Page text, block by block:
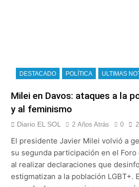
DESTACADO POLÍTICA ULTIMAS
Milei en Davos: ataques a la
y al feminismo
Diario EL SOL 2 Años Atrás 0
El presidente Javier Milei volvió a
su segunda participación en el Foro
al realizar declaraciones que
estigmatizan a la población LGBT+.